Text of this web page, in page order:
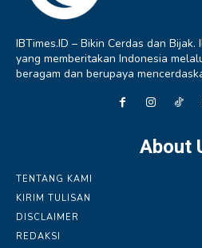
IBTimes.ID – Bikin Cerdas dan Bijak.
yang memberitakan Indonesia
beragam dan berupaya
About
TENTANG KAMI
KIRIM TULISAN
DISCLAIMER
REDAKSI